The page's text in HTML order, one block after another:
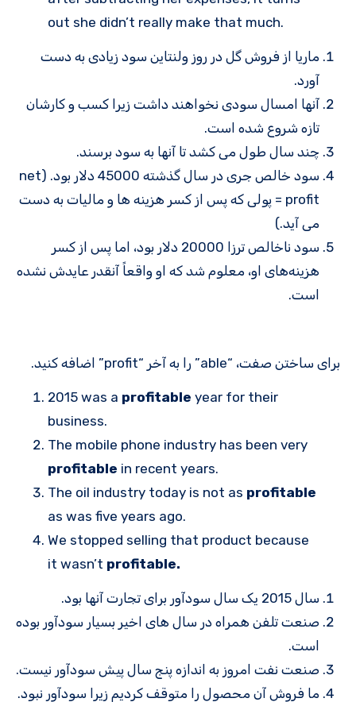
out she didn’t really make that much.
ماریا از فروش گل در روز ولنتاین سود زیادی به دست
آورد.
آنها امسال سودی نخواهند داشت زیرا کسب و کارشان
تازه شروع شده است.
چند سال طول می کشد تا آنها به سود برسند.
سود خالص جری در سال گذشته 45000 دلار بود. (net
profit = پولی که پس از کسر هزینه ها و مالیات به دست
می آید.)
سود ناخالص ترزا 20000 دلار بود، اما پس از کسر
هزینه‌های او، معلوم شد که او واقعاً آنقدر عایدش نشده
است.
برای ساختن صفت، “able” را به آخر “profit” اضافه کنید.
2015 was a profitable year for their
business.
The mobile phone industry has been very
profitable in recent years.
The oil industry today is not as profitable
as was five years ago.
We stopped selling that product because
it wasn’t profitable.
سال 2015 یک سال سودآور برای تجارت آنها بود.
صنعت تلفن همراه در سال های اخیر بسیار سودآور بوده
است.
صنعت نفت امروز به اندازه پنج سال پیش سودآور نیست.
ما فروش آن محصول را متوقف کردیم زیرا سودآور نبود.